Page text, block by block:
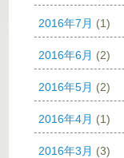
2016年7月 (1)
2016年6月 (2)
2016年5月 (2)
2016年4月 (1)
2016年3月 (3)